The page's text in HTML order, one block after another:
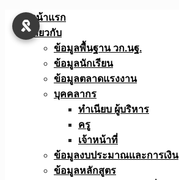
Skip
หน้าแรก
เกี่ยวกับ
ข้อมูลพื้นฐาน วก.นฐ.
ข้อมูลนักเรียน
ข้อมูลตลาดแรงงาน
บุคคลากร
ทำเนียบ ผู้บริหาร
ครู
เจ้าหน้าที่
ข้อมูลงบประมาณเเละการเงิน
ข้อมูลหลักสูตร